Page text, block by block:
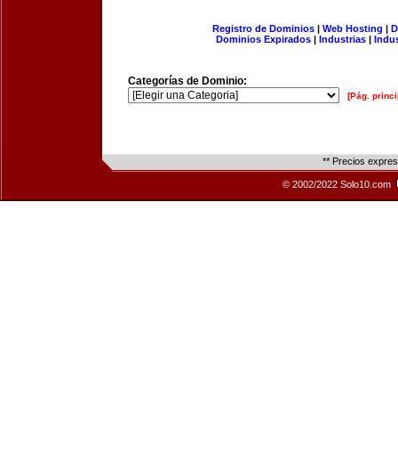
Registro de Dominios| Web Hosting |
Dominios Expirados | Industrias |
Categorías de Dominio:
[Pág.
** Precios
© 2002/2022 Solo10.com